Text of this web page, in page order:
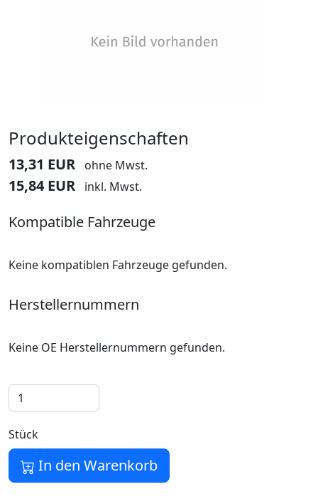
Produkteigenschaften
13,31 EUR ohne Mwst.
15,84 EUR inkl. Mwst.
Kompatible Fahrzeuge
Keine kompatiblen Fahrzeuge gefunden.
Herstellernummern
Keine OE Herstellernummern gefunden.
Stück
In den Warenkorb